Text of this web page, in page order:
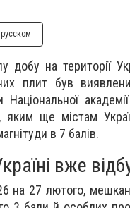
добу на території
плит був
Національної
яким ще містам
в 7 балів.
вже
на 27 лютого,